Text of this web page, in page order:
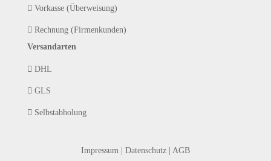
Vorkasse (Überweisung)
Rechnung (Firmenkunden)
Versandarten
DHL
GLS
Selbstabholung
Impressum | Datenschutz | AGB